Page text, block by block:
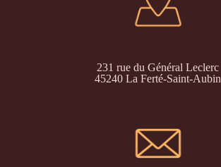
231 rue du Général Leclerc
45240 La Ferté-Saint-Aubin